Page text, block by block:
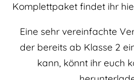
Komplettpaket findet ihr
Eine sehr vereinfachte
der bereits ab Klasse 2
kann, könnt ihr euch